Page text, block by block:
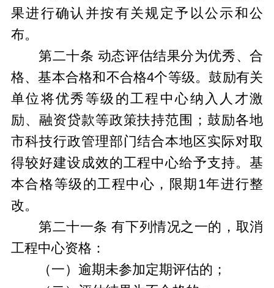
果进行确认并按有关规定予以公示和公
布。
第二十条 动态评估结果分为优秀、合
格、基本合格和不合格4个等级。鼓励有关
单位将优秀等级的工程中心纳入人才激
励、融资贷款等政策扶持范围；鼓励各地
市科技行政管理部门结合本地区实际对取
得较好建设成效的工程中心给予支持。基
本合格等级的工程中心，限期1年进行整
改。
第二十一条 有下列情况之一的，取消
工程中心资格：
（一）逾期未参加定期评估的；